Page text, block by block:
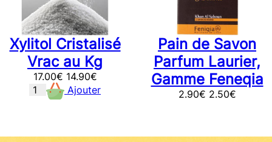
Xylitol Cristalisé
Vrac au Kg
17.00€ 14.90€
Ajouter
Pain de Savon
Parfum Laurier,
Gamme Feneqia
2.90€ 2.50€